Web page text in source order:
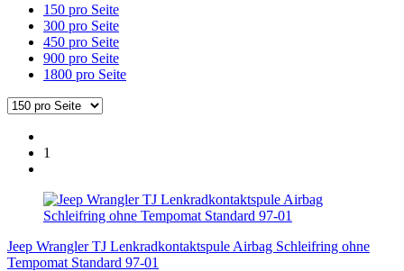
150 pro Seite
300 pro Seite
450 pro Seite
900 pro Seite
1800 pro Seite
1
Jeep Wrangler TJ Lenkradkontaktspule Airbag Schleifring ohne
Tempomat Standard 97-01